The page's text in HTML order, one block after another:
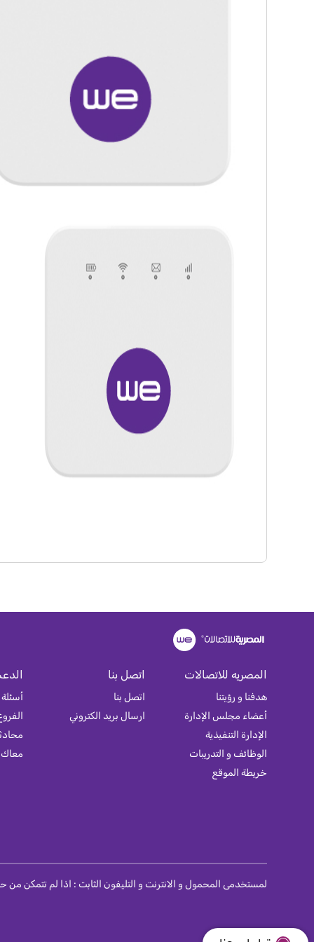
المصريه للاتصالات
هدفنا و رؤيتنا
أعضاء مجلس الإدارة
الإدارة التنفيذية
الوظائف و التدريبات
خريطة الموقع
اتصل بنا
اتصل بنا
ارسال بريد الكتروني
معاك